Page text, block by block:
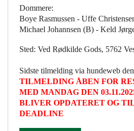
Dommere:
Boye Rasmussen - Uffe
Michael Johannsen (B) - Keld
Sted: Ved Rødkilde Gods, 5762
Sidste tilmelding via hundeweb
TILMELDING ÅBEN FOR
MED MANDAG DEN
BLIVER OPDATERET OG
DEADLINE